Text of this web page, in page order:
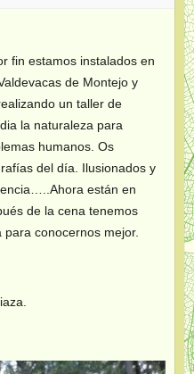
fin estamos instalados en
de Montejo y
un taller de
la naturaleza para
humanos. Os
del día. Ilusionados y
están en
de la cena tenemos
conocernos mejor.